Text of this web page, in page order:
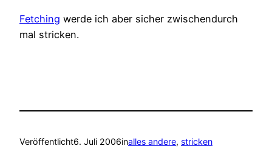
Fetching werde ich aber sicher zwischendurch
mal stricken.
Veröffentlicht6. Juli 2006inalles andere, stricken